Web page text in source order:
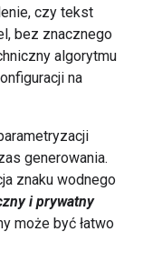
czy tekst
bez znacznego
algorytmu
na
generowania.
znaku wodnego
i prywatny
może być łatwo